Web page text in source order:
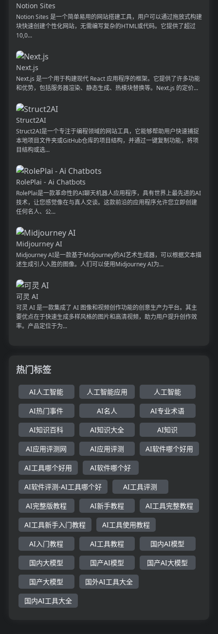
Notion Sites
Notion Sites 是一个简单易用的网站搭建工具，用户可以通过拖放式构建
块快速创建个性化网站，无需编写复杂的HTML或代码。它提供了超过
10,0...
Next.js
Next.js 是一个用于构建现代 React 应用程序的框架。它提供了许多功能
和优势，包括服务器渲染、静态生成、热模块替换等。Next.js 的定价...
Struct2AI
Struct2AI是一个专注于编程领域的网站工具，它能够帮助用户快速捕捉
本地项目文件夹或GitHub仓库的项目结构，并通过一键复制功能，将项
目结构或选...
RolePlai - Ai Chatbots
RolePlai是一款革命性的AI聊天机器人应用程序，具有世界上最先进的AI
技术，让您感觉像在与真人交谈。这款前沿的应用程序允许您立即创建
任何名人、公...
Midjourney AI
Midjourney AI是一款基于Midjourney的AI艺术生成器，可以根据文本描
述生成引人入胜的图像。人们可以使用Midjourney AI为...
可灵 AI
可灵 AI 是一款集成了 AI 图像和视频创作功能的创意生产力平台。其主
要优点在于快速生成多样风格的图片和高清视频，助力用户提升创作效
率。产品定位于为...
热门标签
AI人工智能 人工智能应用 人工智能
AI热门事件 AI名人 AI专业术语
AI知识百科 AI知识大全 AI知识
AI应用评测网 AI应用评测 AI软件哪个好用
AI工具哪个好用 AI软件哪个好
AI软件评测-AI工具哪个好 AI工具评测
AI完整版教程 AI新手教程 AI工具完整教程
AI工具新手入门教程 AI工具使用教程
AI入门教程 AI工具教程 国内AI模型
国内大模型 国产AI模型 国产AI大模型
国产大模型 国外AI工具大全
国内AI工具大全